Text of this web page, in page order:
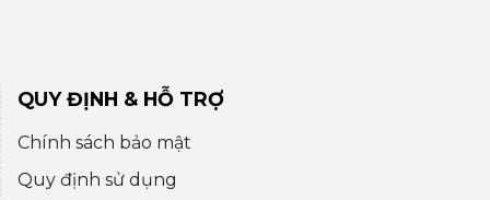
QUY ĐỊNH & HỖ TRỢ
Chính sách bảo mật
Quy định sử dụng